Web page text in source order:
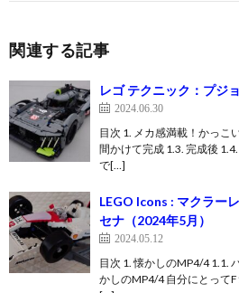
関連する記事
レゴ テクニック：プジ
2024.06.30
目次 1. メカ感満載！かっこ
間かけて完成 1.3. 完成後
で[…]
LEGO Icons : マクラー
セナ（2024年5月）
2024.05.12
目次 1. 懐かしのMP4/4 1.1.
かしのMP4/4 自分にとって